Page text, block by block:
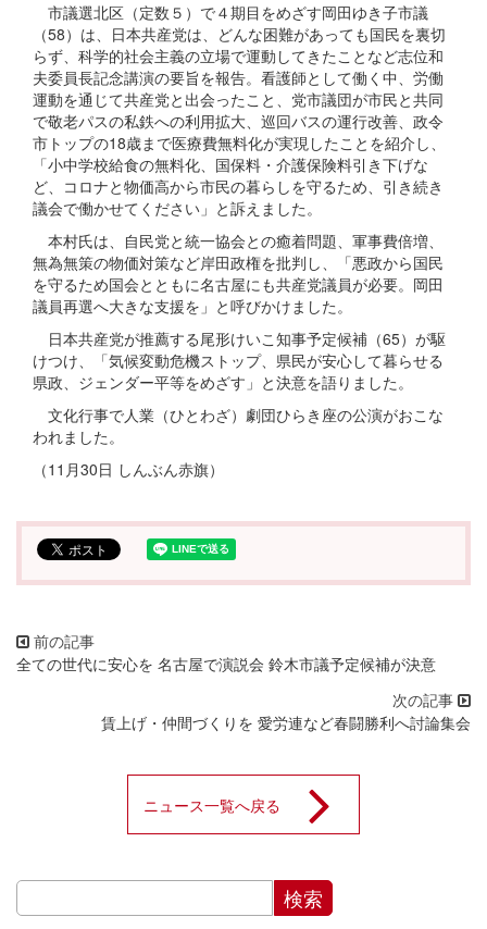
市議選北区（定数５）で４期目をめざす岡田ゆき子市議
（58）は、日本共産党は、どんな困難があっても国民を裏切
らず、科学的社会主義の立場で運動してきたことなど志位和
夫委員長記念講演の要旨を報告。看護師として働く中、労働
運動を通じて共産党と出会ったこと、党市議団が市民と共同
で敬老パスの私鉄への利用拡大、巡回バスの運行改善、政令
市トップの18歳まで医療費無料化が実現したことを紹介し、
「小中学校給食の無料化、国保料・介護保険料引き下げな
ど、コロナと物価高から市民の暮らしを守るため、引き続き
議会で働かせてください」と訴えました。
本村氏は、自民党と統一協会との癒着問題、軍事費倍増、
無為無策の物価対策など岸田政権を批判し、「悪政から国民
を守るため国会とともに名古屋にも共産党議員が必要。岡田
議員再選へ大きな支援を」と呼びかけました。
日本共産党が推薦する尾形けいこ知事予定候補（65）が駆
けつけ、「気候変動危機ストップ、県民が安心して暮らせる
県政、ジェンダー平等をめざす」と決意を語りました。
文化行事で人業（ひとわざ）劇団ひらき座の公演がおこな
われました。
（11月30日 しんぶん赤旗）
全ての世代に安心を 名古屋で演説会 鈴木市議予定候補が決意
賃上げ・仲間づくりを 愛労連など春闘勝利へ討論集会
ニュース一覧へ戻る